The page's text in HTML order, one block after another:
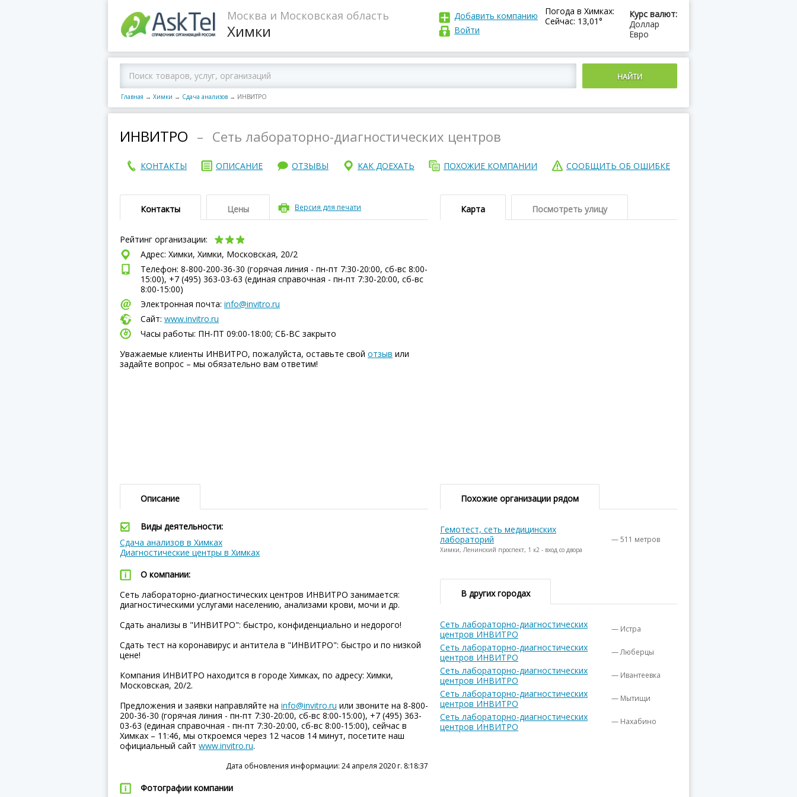
Москва и Московская область
Химки
Курс валют:
Доллар
Евро
Погода в Химках:
Сейчас: 13,01°
Добавить компанию
Войти
Главная → Химки → Сдача анализов → ИНВИТРО
ИНВИТРО – Сеть лабораторно-диагностических центров
КОНТАКТЫ ОПИСАНИЕ ОТЗЫВЫ КАК ДОЕХАТЬ ПОХОЖИЕ КОМПАНИИ СООБЩИТЬ ОБ ОШИБКЕ
Контакты Цены Версия для печати
Рейтинг организации:
Адрес: Химки, Химки, Московская, 20/2
Телефон: 8-800-200-36-30 (горячая линия - пн-пт 7:30-20:00, сб-вс 8:00-
15:00), +7 (495) 363-03-63 (единая справочная - пн-пт 7:30-20:00, сб-вс
8:00-15:00)
Электронная почта: info@invitro.ru
Сайт: www.invitro.ru
Часы работы: ПН-ПТ 09:00-18:00; СБ-ВC закрыто
Уважаемые клиенты ИНВИТРО, пожалуйста, оставьте свой отзыв или
задайте вопрос – мы обязательно вам ответим!
Карта Посмотреть улицу
Описание
Виды деятельности:
Сдача анализов в Химках
Диагностические центры в Химках
О компании:
Сеть лабораторно-диагностических центров ИНВИТРО занимается:
диагностическими услугами населению, анализами крови, мочи и др.
Сдать анализы в "ИНВИТРО": быстро, конфиденциально и недорого!
Сдать тест на коронавирус и антитела в "ИНВИТРО": быстро и по низкой
цене!
Компания ИНВИТРО находится в городе Химках, по адресу: Химки,
Московская, 20/2.
Предложения и заявки направляйте на info@invitro.ru или звоните на 8-800-
200-36-30 (горячая линия - пн-пт 7:30-20:00, сб-вс 8:00-15:00), +7 (495) 363-
03-63 (единая справочная - пн-пт 7:30-20:00, сб-вс 8:00-15:00), сейчас в
Химках – 11:46, мы откроемся через 12 часов 14 минут, посетите наш
официальный сайт www.invitro.ru.
Дата обновления информации: 24 апреля 2020 г. 8:18:37
Фотографии компании
Похожие организации рядом
Гемотест, сеть медицинских
лабораторий
Химки, Ленинский проспект, 1 к2 - вход со двора
— 511 метров
В других городах
Сеть лабораторно-диагностических
центров ИНВИТРО
— Истра
Сеть лабораторно-диагностических
центров ИНВИТРО
— Люберцы
Сеть лабораторно-диагностических
центров ИНВИТРО
— Ивантеевка
Сеть лабораторно-диагностических
центров ИНВИТРО
— Мытищи
Сеть лабораторно-диагностических
центров ИНВИТРО
— Нахабино